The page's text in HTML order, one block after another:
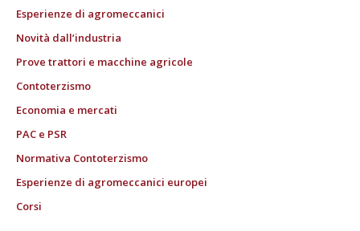
Esperienze di agromeccanici
Novità dall’industria
Prove trattori e macchine agricole
Contoterzismo
Economia e mercati
PAC e PSR
Normativa Contoterzismo
Esperienze di agromeccanici europei
Corsi